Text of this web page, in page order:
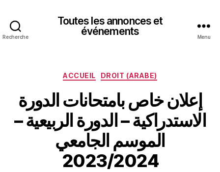
Recherche
Toutes les annonces et
événements
Menu
Catégories
ACCUEIL DROIT (ARABE)
إعلان خاص بامتحانات الدورة
الاستدراكية – الدورة الربيعية –
الموسم الجامعي
2023/2024